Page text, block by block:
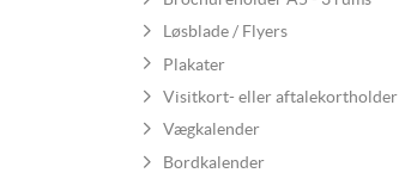
Løsblade / Flyers
Plakater
Visitkort- eller aftalekortholder
Vægkalender
Bordkalender